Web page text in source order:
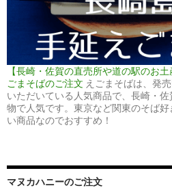
【長崎・佐賀の直売所や道の駅のお
ごまそばのご注文 えごまそばは、発
いただいている人気商品で、長崎・
物で人気です。東京など関東のそば
い商品なのでおすすめ！
マヌカハニーのご注文